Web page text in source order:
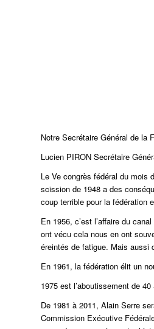
Notre Secrétaire Général de la
Lucien PIRON Secrétaire
Le Ve congrès fédéral du mois
scission de 1948 a des
coup terrible pour la fédération
En 1956, c’est l’affaire du
ont vécu cela nous en ont
éreintés de fatigue. Mais aussi
En 1961, la fédération élit un
1975 est l’aboutissement de
De 1981 à 2011, Alain Serre
Commission Exécutive